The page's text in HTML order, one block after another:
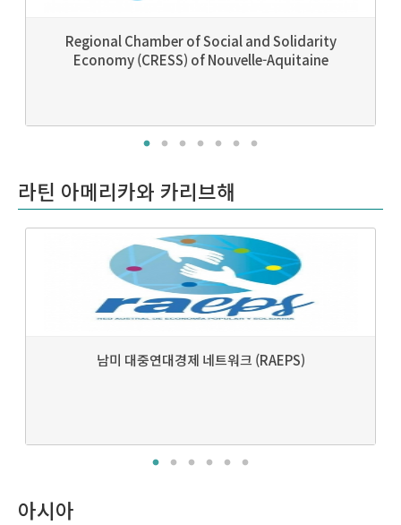
Regional Chamber of Social and Solidarity
Economy (CRESS) of Nouvelle-Aquitaine
라틴 아메리카와 카리브해
남미 대중연대경제 네트워크 (RAEPS)
아시아